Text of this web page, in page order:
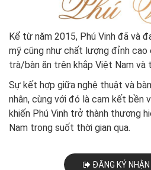
Kể từ năm 2015, Phú Vinh đã và
mỹ cũng như chất lượng đỉnh cao
trà/bàn ăn trên khắp Việt Nam và
Sự kết hợp giữa nghệ thuật và
nhân, cùng với đó là cam kết bền
khiến Phú Vinh trở thành thương
Nam trong suốt thời gian qua.
ĐĂNG KÝ